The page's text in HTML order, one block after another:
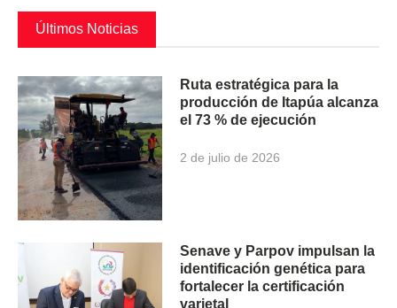
Últimos Noticias
Ruta estratégica para la
producción de Itapúa alcanza
el 73 % de ejecución
2 de julio de 2026
Senave y Parpov impulsan la
identificación genética para
fortalecer la certificación
varietal